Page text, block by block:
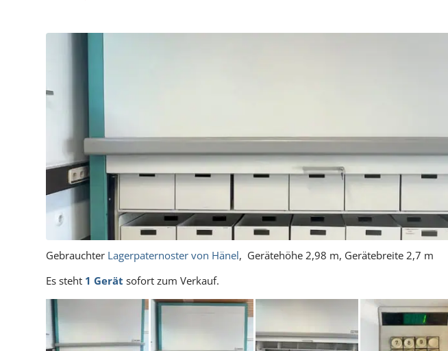
Gebrauchter Lagerpaternoster von Hänel, Gerätehöhe 2,98 m, Gerätebreite 2,7 m
Es steht 1 Gerät sofort zum Verkauf.